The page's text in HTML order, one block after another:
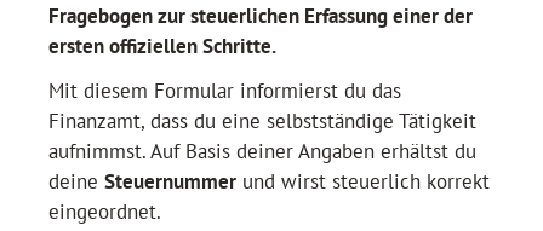
Fragebogen zur steuerlichen Erfassung einer der
ersten offiziellen Schritte.
Mit diesem Formular informierst du das
Finanzamt, dass du eine selbstständige Tätigkeit
aufnimmst. Auf Basis deiner Angaben erhältst du
deine Steuernummer und wirst steuerlich korrekt
eingeordnet.